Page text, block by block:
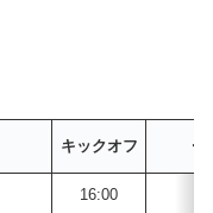
キックオフ
16:00